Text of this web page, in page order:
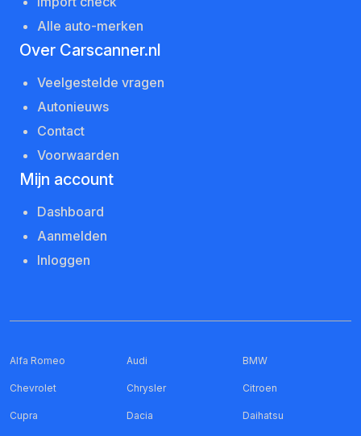
Alle auto-merken
Over Carscanner.nl
Veelgestelde vragen
Autonieuws
Contact
Voorwaarden
Mijn account
Dashboard
Aanmelden
Inloggen
Alfa Romeo Audi BMW
Chevrolet Chrysler Citroen
Cupra Dacia Daihatsu